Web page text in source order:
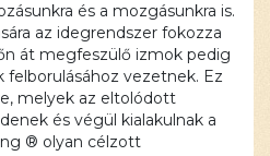
és a mozgásunkra is.
az idegrendszer fokozza
át megfeszülő izmok pedig
vezetnek. Ez
melyek az eltolódott
és végül kialakulnak a
® olyan célzott